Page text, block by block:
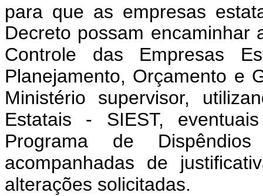
para que as empresas
Decreto possam encaminhar
Controle das Empresas
Planejamento, Orçamento e
Ministério supervisor,
Estatais - SIEST,
Programa de
acompanhadas de
alterações solicitadas.